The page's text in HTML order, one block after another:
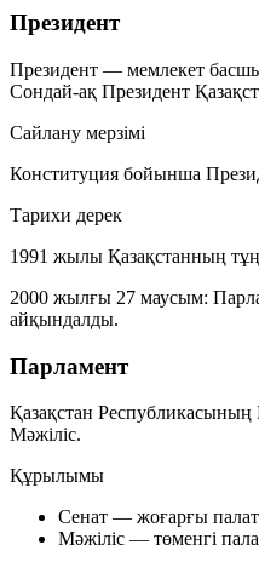
Президент
Президент — мемлекет
Сондай-ақ Президент
Сайлану мерзімі
Конституция бойынша
Тарихи дерек
1991 жылы Қазақстанның
2000 жылғы 27 маусым:
айқындалды.
Парламент
Қазақстан Республикасының
Мәжіліс.
Құрылымы
Сенат — жоғарғы
Мәжіліс — төменгі